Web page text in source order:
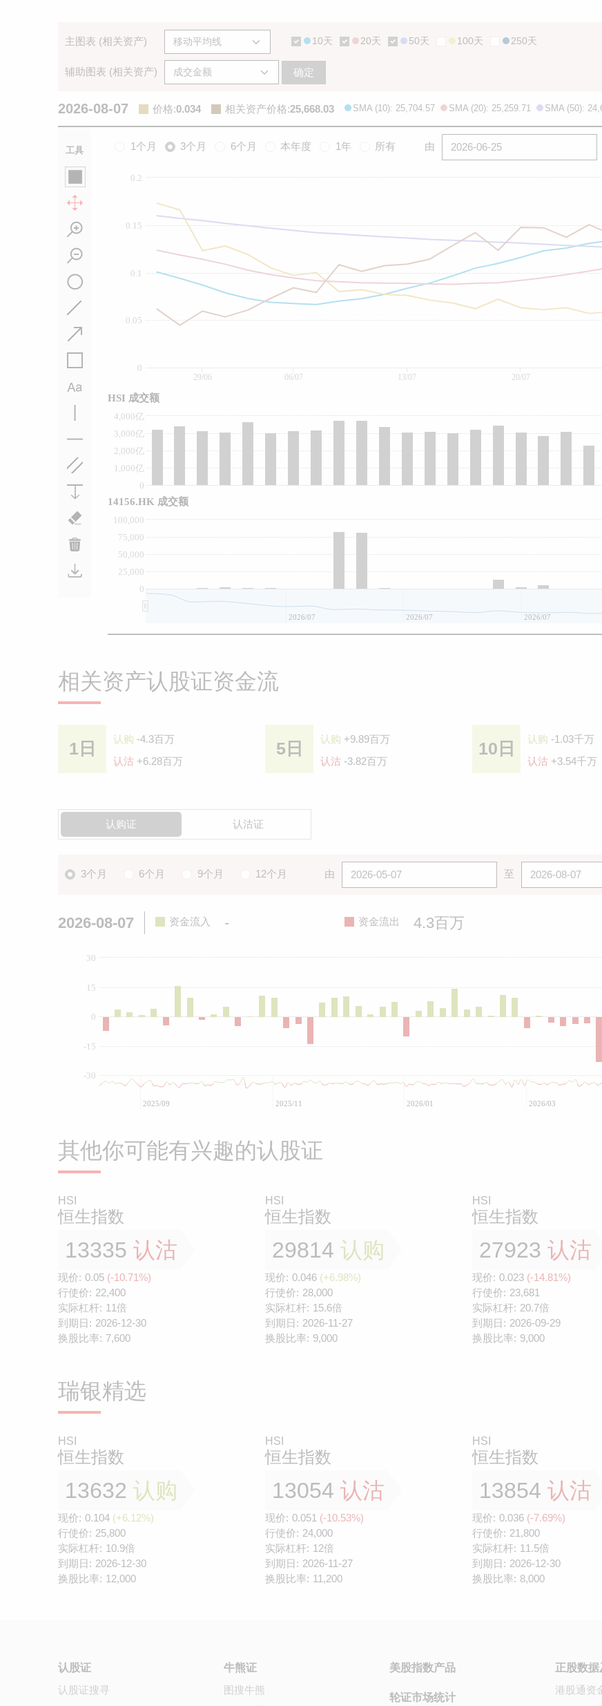
主图表 (相关资产) 10天 20天 50天 100天 250天
辅助图表 (相关资产) 确定
2026-08-07 价格:0.034 相关资产价格:25,668.03 SMA (10): 25,704.57 SMA (20): 25,259.71 SMA (50):
工具 1个月 3个月 6个月 本年度 1年 所有 由
0
0.05
0.1
0.15
0.2
0
1,000亿
2,000亿
3,000亿
4,000亿
0
25,000
50,000
75,000
100,000
29/06 06/07 13/07 20/07
2026/07 2026/07 2026/07
HSI 成交额
14156.HK 成交额
相关资产认股证资金流
1日 认购 -4.3百万
认沽 +6.28百万
5日 认购 +9.89百万
认沽 -3.82百万
10日 认购 -1.03千万
认沽 +3.54千万
认购证 认沽证
3个月 6个月 9个月 12个月 由 至
2026-08-07 资金流入 - 资金流出 4.3百万
0
-30
-15
15
30
2025/09 2025/11 2026/01 2026/03
其他你可能有兴趣的认股证
HSI
恒生指数
13335 认沽
现价: 0.05 (-10.71%)
行使价: 22,400
实际杠杆: 11倍
到期日: 2026-12-30
换股比率: 7,600
HSI
恒生指数
29814 认购
现价: 0.046 (+6.98%)
行使价: 28,000
实际杠杆: 15.6倍
到期日: 2026-11-27
换股比率: 9,000
HSI
恒生指数
27923 认沽
现价: 0.023 (-14.81%)
行使价: 23,681
实际杠杆: 20.7倍
到期日: 2026-09-29
换股比率: 9,000
瑞银精选
HSI
恒生指数
13632 认购
现价: 0.104 (+6.12%)
行使价: 25,800
实际杠杆: 10.9倍
到期日: 2026-12-30
换股比率: 12,000
HSI
恒生指数
13054 认沽
现价: 0.051 (-10.53%)
行使价: 24,000
实际杠杆: 12倍
到期日: 2026-11-27
换股比率: 11,200
HSI
恒生指数
13854 认沽
现价: 0.036 (-7.69%)
行使价: 21,800
实际杠杆: 11.5倍
到期日: 2026-12-30
换股比率: 8,000
认股证
认股证搜寻
牛熊证
图搜牛熊
美股指数产品
轮证市场统计
正股数
港股通资